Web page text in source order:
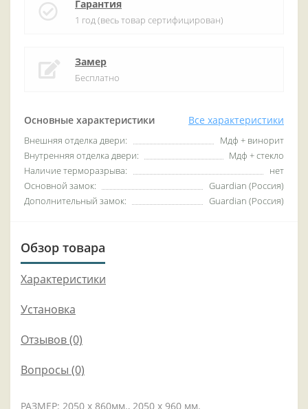
Основные характеристики Все характеристики
Внешняя отделка двери:
Мдф + винорит
Внутренняя отделка двери:
Мдф + стекло
Наличие терморазрыва:
нет
Основной замок:
Guardian (Россия)
Дополнительный замок:
Guardian (Россия)
Гарантия
1 год (весь товар сертифицирован)
Замер
Бесплатно
Обзор товара
Характеристики
Установка
Отзывов (0)
Вопросы (0)
РАЗМЕР: 2050 x 860мм., 2050 x 960 мм.